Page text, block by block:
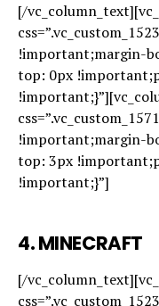
[/
!important;margin-
top: 0px
!important;margin-
top: 3px
!important;}”]
4.MINECRAFT
[/